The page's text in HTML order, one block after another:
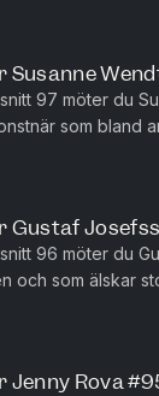
97 möter du
som bland
leva! Hur är det för
Gustaf
96 möter du
och som älskar
en historia i
Rova